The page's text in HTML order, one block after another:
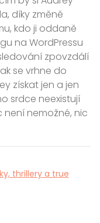
díky změně
kdo ji oddaně
na WordPressu
zpovzdálí
se vrhne do
získat jen a jen
srdce neexistují
není nemožné, nic
thrillery a true